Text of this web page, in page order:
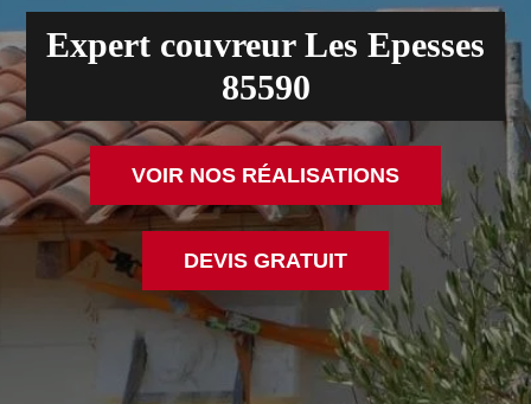
Expert couvreur Les Epesses
85590
VOIR NOS RÉALISATIONS
DEVIS GRATUIT